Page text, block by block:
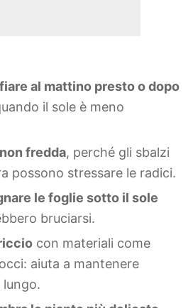
al mattino presto o dopo
il sole è meno
fredda, perché gli sbalzi
possono stressare le radici.
le foglie sotto il sole
bruciarsi.
con materiali come
aiuta a mantenere
lungo.